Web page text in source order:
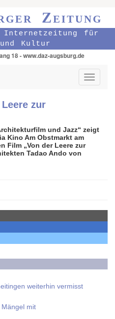
Zeitung
Internetzeitung für
Kultur
18 - www.daz-augsburg.de
Toggle
zur
und Jazz“ zeigt
Kino Am Obstmarkt am
Film „Von der Leere zur
Tadao Ando von
weiterhin vermisst
mit